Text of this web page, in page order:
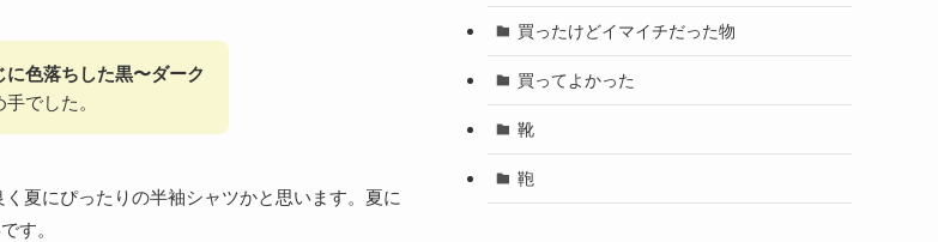
色落ちした黒〜ダーク
でした。
夏にぴったりの半袖シャツかと思います。夏に
す。
買ったけどイマイチだった物
買ってよかった
靴
鞄